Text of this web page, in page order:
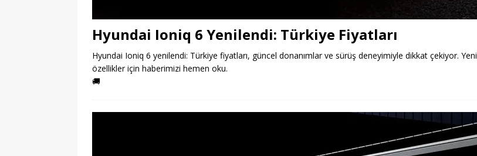
Hyundai Ioniq 6 Yenilendi: Türkiye Fiyatları
Hyundai Ioniq 6 yenilendi: Türkiye fiyatları, güncel donanımlar ve sürüş deneyimiyle dikkat çekiyor. Yeni
özellikler için haberimizi hemen oku.
🚚